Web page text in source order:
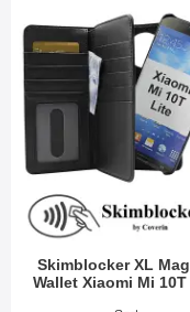
Skimblocker XL
Wallet Xiaomi Mi
XL Magnet